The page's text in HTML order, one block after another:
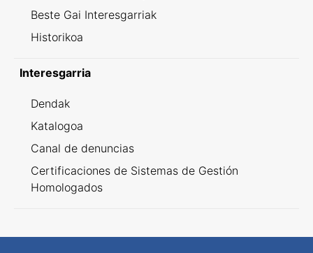
Beste Gai Interesgarriak
Historikoa
Interesgarria
Dendak
Katalogoa
Canal de denuncias
Certificaciones de Sistemas de Gestión
Homologados